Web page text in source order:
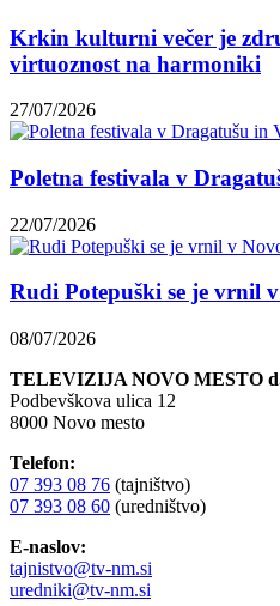
Krkin kulturni večer je
virtuoznost na harmoniki
27/07/2026
Poletna festivala v
22/07/2026
Rudi Potepuški se je vrnil
08/07/2026
TELEVIZIJA NOVO MESTO
Podbevškova ulica 12
8000 Novo mesto
Telefon:
07 393 08 76 (tajništvo)
07 393 08 60 (uredništvo)
E-naslov:
tajnistvo@tv-nm.si
uredniki@tv-nm.si